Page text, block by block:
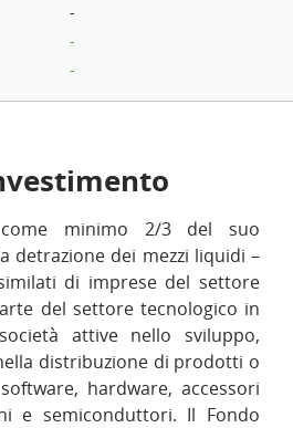
-
-
-
minimo 2/3 del suo
detrazione dei mezzi liquidi –
di imprese del settore
del settore tecnologico in
attive nello sviluppo,
distribuzione di prodotti o
hardware, accessori
e semiconduttori. Il Fondo